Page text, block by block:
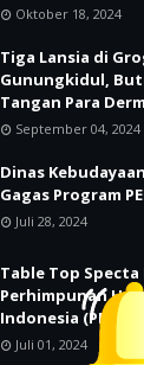
Oktober 18, 2024
Tiga Lansia di
Gunungkidul,
Tangan Para
September 04, 2024
Dinas
Gagas Program
Juli 28, 2024
Table Top
Perhimpunan
Indonesia (PHRI)
Juli 01, 2024